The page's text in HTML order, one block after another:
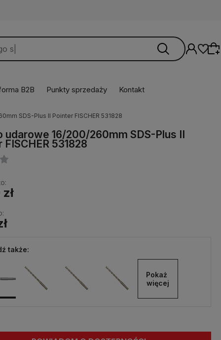
oferty lub zaloguj się, aby przywrócić dodane
produkty do listy z poprzedniej sesji.
B2B Punkty sprzedaży Kontakt
SDS-Plus II Pointer FISCHER 531828
udarowe 16/200/260mm SDS-Plus II
FISCHER 531828
także:
Pokaż
więcej